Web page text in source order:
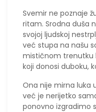
Svemir ne poznaje
ritam. Srodna duša
svojoj ljudskoj
već stupa na našu
mističnom trenutku
koji donosi duboku,
Ona nije mirna luka
već je nerijetko
ponovno izgradimo